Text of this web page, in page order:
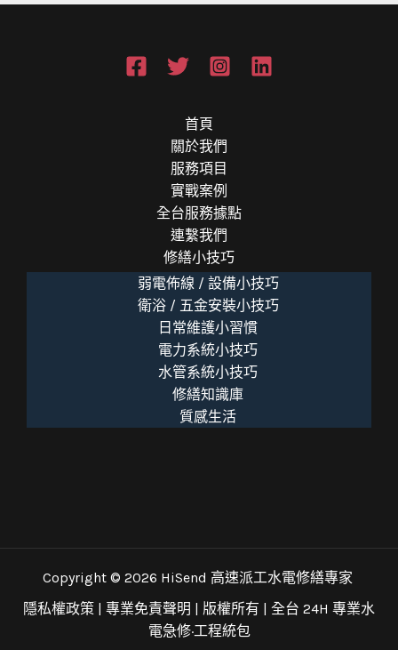
首頁
關於我們
服務項目
實戰案例
全台服務據點
連繫我們
修繕小技巧
弱電佈線 / 設備小技巧
衛浴 / 五金安裝小技巧
日常維護小習慣
電力系統小技巧
水管系統小技巧
修繕知識庫
質感生活
Copyright © 2026 HiSend 高速派工水電修繕專家
隱私權政策 | 專業免責聲明 | 版權所有 | 全台 24H 專業水
電急修·工程統包